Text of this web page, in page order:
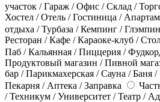
участок / Гараж / Офис / Склад /
Хостел / Отель / Гостиница /
отдыха / Турбаза / Кемпинг /
Ресторан / Кафе / Караоке-клуб /
Паб / Кальянная / Пиццерия /
Продуктовый магазин / Пивной
бар / Парикмахерская / Сауна / Баня
Пекарня / Аптека / Заправка
/ Техникум / Университет / Театр /